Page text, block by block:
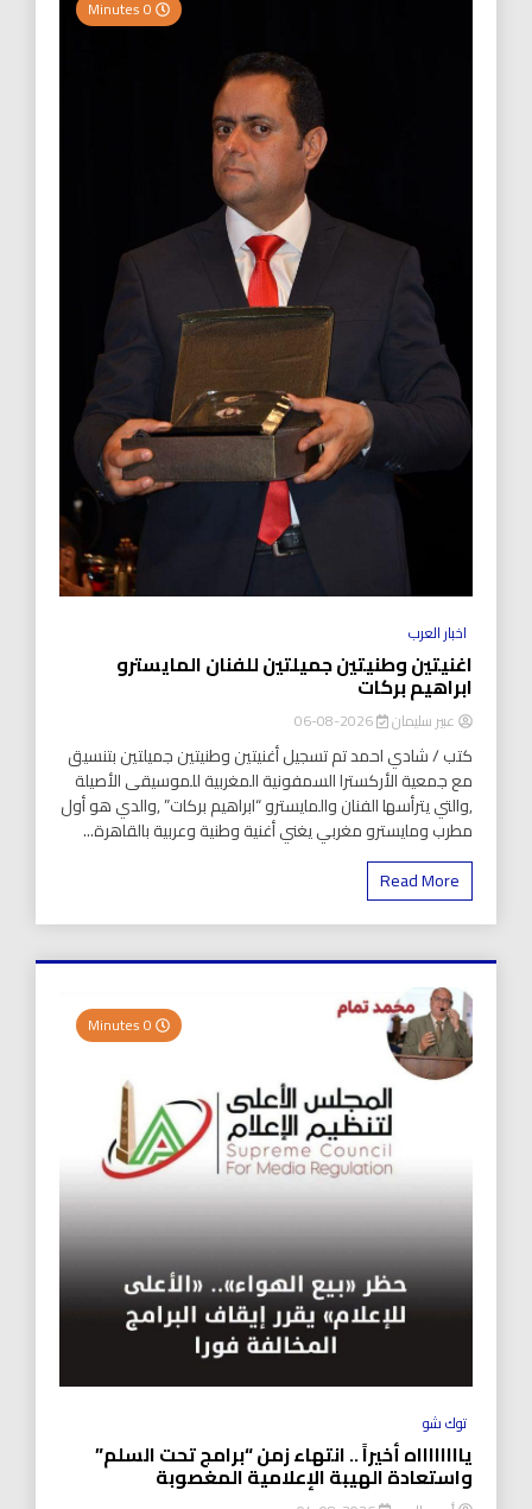
اخبار العرب
اغنيتين وطنيتين جميلتين للفنان المايسترو
ابراهيم بركات
عبير سليمان 2026-08-06
كتب / شادي احمد تم تسجيل أغنيتين وطنيتين جميلتين بتنسيق
مع جمعية الأركسترا السمفونية المغربية للموسيقى الأصيلة
,والتي يترأسها الفنان والمايسترو “ابراهيم بركات” ,والدي هو أول
مطرب ومايسترو مغربي يغني أغنية وطنية وعربية بالقاهرة...
Read More
توك شو
يااااااااه أخيراً .. انتهاء زمن “برامج تحت السلم”
واستعادة الهيبة الإعلامية المغصوبة